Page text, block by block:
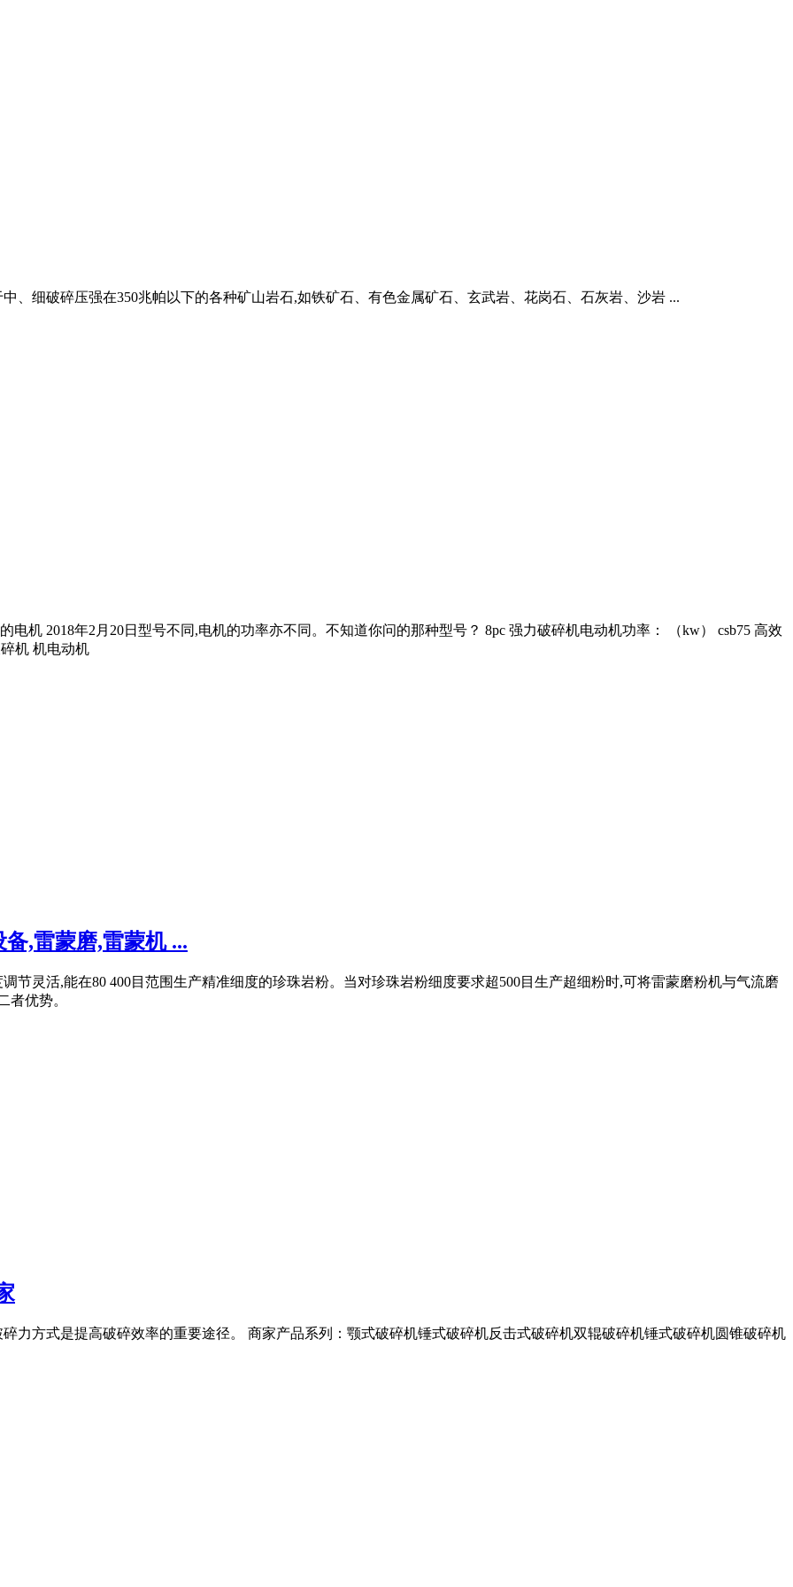
、细破碎压强在350兆帕以下的各种矿山岩石,如铁矿石、有色金属矿石、玄武岩、花岗石、石灰岩、沙岩 ...
机 2018年2月20日型号不同,电机的功率亦不同。不知道你问的那种型号？ 8pc 强力破碎机电动机功率： （kw） csb75 高效
机 机电动机
,雷蒙磨,雷蒙机 ...
节灵活,能在80 400目范围生产精准细度的珍珠岩粉。当对珍珠岩粉细度要求超500目生产超细粉时,可将雷蒙磨粉机与气流磨
者优势。
力方式是提高破碎效率的重要途径。 商家产品系列：颚式破碎机锤式破碎机反击式破碎机双辊破碎机锤式破碎机圆锥破碎机